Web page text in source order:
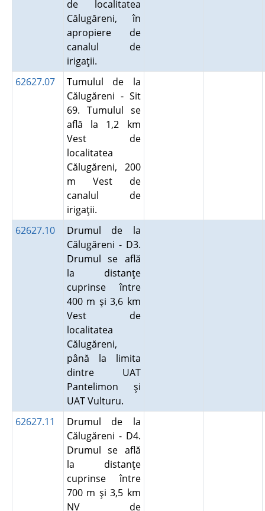
de localitatea
Călugăreni, în
apropiere de
canalul de
irigaţii.
62627.07
Tumulul de la
Călugăreni - Sit
69. Tumulul se
află la 1,2 km
Vest de
localitatea
Călugăreni, 200
m Vest de
canalul de
irigaţii.
62627.10
Drumul de la
Călugăreni - D3.
Drumul se află
la distanţe
cuprinse între
400 m şi 3,6 km
Vest de
localitatea
Călugăreni,
până la limita
dintre UAT
Pantelimon şi
UAT Vulturu.
62627.11
Drumul de la
Călugăreni - D4.
Drumul se află
la distanţe
cuprinse între
700 m şi 3,5 km
NV de